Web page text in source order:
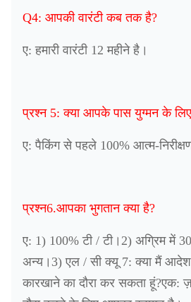
Q4: आपकी वारंटी कब तक है?
ए: हमारी वारंटी 12 महीने है।
प्रश्न 5: क्या आपके पास युग्मन के लिए
ए: पैकिंग से पहले 100% आत्म-
प्रश्न6.आपका भुगतान क्या है?
ए: 1) 100% टी / टी।2) अग्रिम में
अन्य।3) एल / सी क्यू 7: क्या मैं
कारखाने का दौरा कर सकता हूं?एक: